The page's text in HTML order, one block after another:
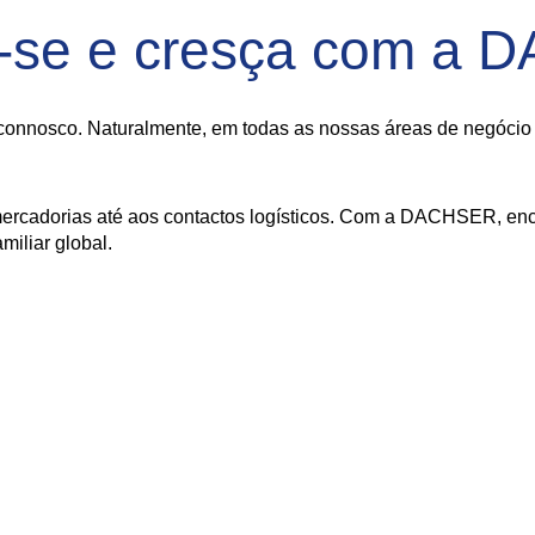
e cresça com a
Naturalmente, em todas as nossas áreas de
até aos contactos logísticos. Com a DACHSER,
global.